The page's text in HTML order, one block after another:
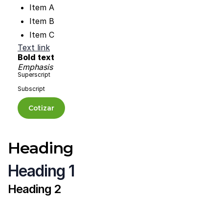
Item A
Item B
Item C
Text link
Bold text
Emphasis
Superscript
Subscript
Cotizar
Heading
Heading 1
Heading 2